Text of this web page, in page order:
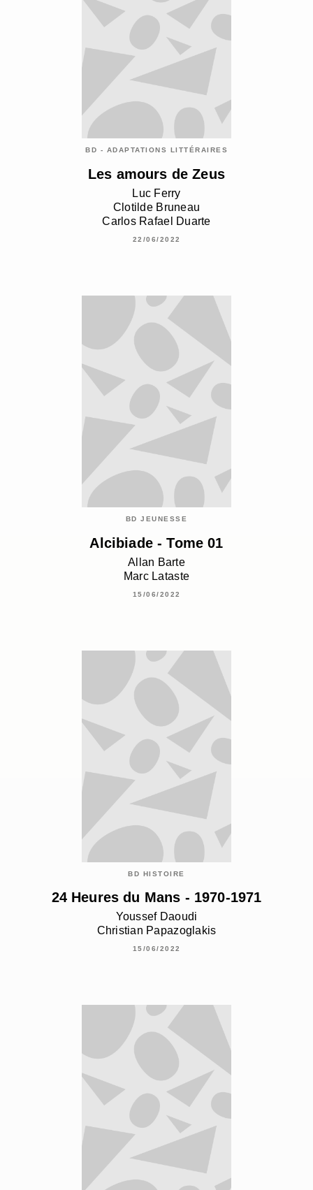
BD - ADAPTATIONS LITTÉRAIRES
Les amours de Zeus
Luc Ferry
Clotilde Bruneau
Carlos Rafael Duarte
22/06/2022
BD JEUNESSE
Alcibiade - Tome 01
Allan Barte
Marc Lataste
15/06/2022
BD HISTOIRE
24 Heures du Mans - 1970-1971
Youssef Daoudi
Christian Papazoglakis
15/06/2022